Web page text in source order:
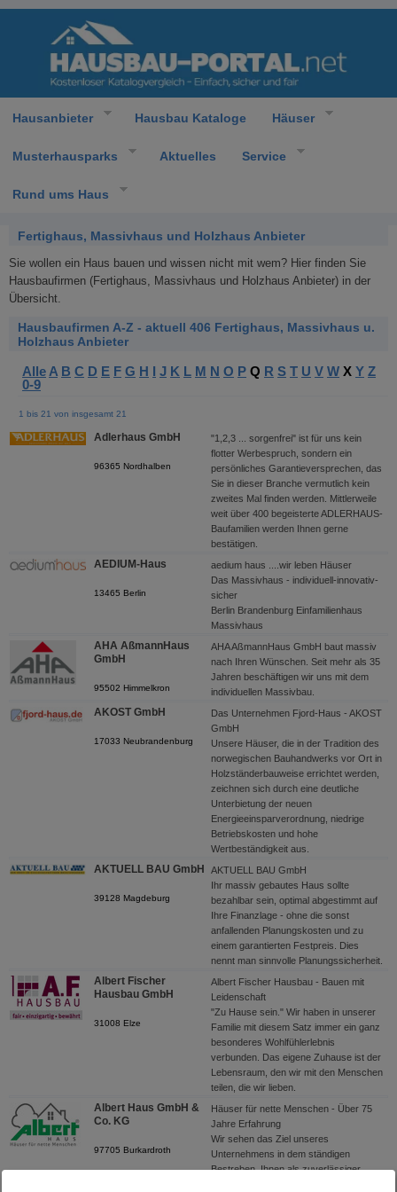
Hausanbieter Hausbau Kataloge Häuser
Musterhausparks Aktuelles Service
Rund ums Haus
Fertighaus, Massivhaus und Holzhaus Anbieter
Sie wollen ein Haus bauen und wissen nicht mit wem? Hier finden Sie
Hausbaufirmen (Fertighaus, Massivhaus und Holzhaus Anbieter) in der
Übersicht.
Hausbaufirmen A-Z - aktuell 406 Fertighaus, Massivhaus u.
Holzhaus Anbieter
Alle A B C D E F G H I J K L M N O P Q R S T U V W X Y Z
0-9
1 bis 21 von insgesamt 21
Adlerhaus GmbH
96365 Nordhalben
"1,2,3 ... sorgenfrei" ist für uns kein
flotter Werbespruch, sondern ein
persönliches Garantieversprechen, das
Sie in dieser Branche vermutlich kein
zweites Mal finden werden. Mittlerweile
weit über 400 begeisterte ADLERHAUS-
Baufamilien werden Ihnen gerne
bestätigen.
AEDIUM-Haus
13465 Berlin
aedium haus ....wir leben Häuser
Das Massivhaus - individuell-innovativ-
sicher
Berlin Brandenburg Einfamilienhaus
Massivhaus
AHA AßmannHaus
GmbH
95502 Himmelkron
AHA AßmannHaus GmbH baut massiv
nach Ihren Wünschen. Seit mehr als 35
Jahren beschäftigen wir uns mit dem
individuellen Massivbau.
AKOST GmbH
17033 Neubrandenburg
Das Unternehmen Fjord-Haus - AKOST
GmbH
Unsere Häuser, die in der Tradition des
norwegischen Bauhandwerks vor Ort in
Holzständerbauweise errichtet werden,
zeichnen sich durch eine deutliche
Unterbietung der neuen
Energieeinsparverordnung, niedrige
Betriebskosten und hohe
Wertbeständigkeit aus.
AKTUELL BAU GmbH
39128 Magdeburg
AKTUELL BAU GmbH
Ihr massiv gebautes Haus sollte
bezahlbar sein, optimal abgestimmt auf
Ihre Finanzlage - ohne die sonst
anfallenden Planungskosten und zu
einem garantierten Festpreis. Dies
nennt man sinnvolle Planungssicherheit.
Albert Fischer
Hausbau GmbH
31008 Elze
Albert Fischer Hausbau - Bauen mit
Leidenschaft
"Zu Hause sein." Wir haben in unserer
Familie mit diesem Satz immer ein ganz
besonderes Wohlfühlerlebnis
verbunden. Das eigene Zuhause ist der
Lebensraum, den wir mit den Menschen
teilen, die wir lieben.
Albert Haus GmbH &
Co. KG
97705 Burkardroth
Häuser für nette Menschen - Über 75
Jahre Erfahrung
Wir sehen das Ziel unseres
Unternehmens in dem ständigen
Bestreben, Ihnen als zuverlässiger